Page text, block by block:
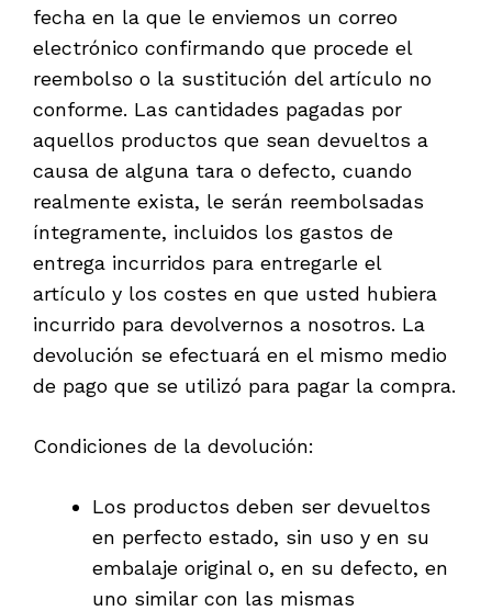
fecha en la que le enviemos un correo
electrónico confirmando que procede el
reembolso o la sustitución del artículo no
conforme. Las cantidades pagadas por
aquellos productos que sean devueltos a
causa de alguna tara o defecto, cuando
realmente exista, le serán reembolsadas
íntegramente, incluidos los gastos de
entrega incurridos para entregarle el
artículo y los costes en que usted hubiera
incurrido para devolvernos a nosotros. La
devolución se efectuará en el mismo medio
de pago que se utilizó para pagar la compra.
Condiciones de la devolución:
Los productos deben ser devueltos
en perfecto estado, sin uso y en su
embalaje original o, en su defecto, en
uno similar con las mismas